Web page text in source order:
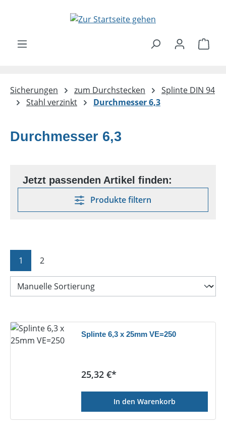
Zum Hauptinhalt springen
Sicherungen zum Durchstecken
Splinte DIN 94
Stahl verzinkt
Durchmesser 6,3
Durchmesser 6,3
Produkte filtern
Seite
1 Seite
2
Splinte 6,3 x 25mm VE=250
Regulärer Preis:
25,32 €*
In den Warenkorb